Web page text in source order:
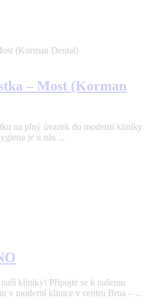
– Most (Korman
na plný úvazek do moderní kliniky
je u nás ...
kliniky! Připojte se k našemu
v moderní klinice v centru Brna – ...